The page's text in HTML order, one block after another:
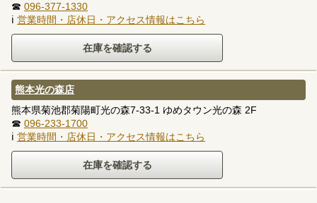
☎ 096-377-1330
ℹ 営業時間・店休日・アクセス情報はこちら
熊本光の森店
熊本県菊池郡菊陽町光の森7-33-1 ゆめタウン光の森 2F
☎ 096-233-1700
ℹ 営業時間・店休日・アクセス情報はこちら